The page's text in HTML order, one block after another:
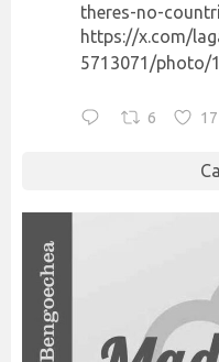
theres-no-
https://x.com/
5713071/photo/1
6 17